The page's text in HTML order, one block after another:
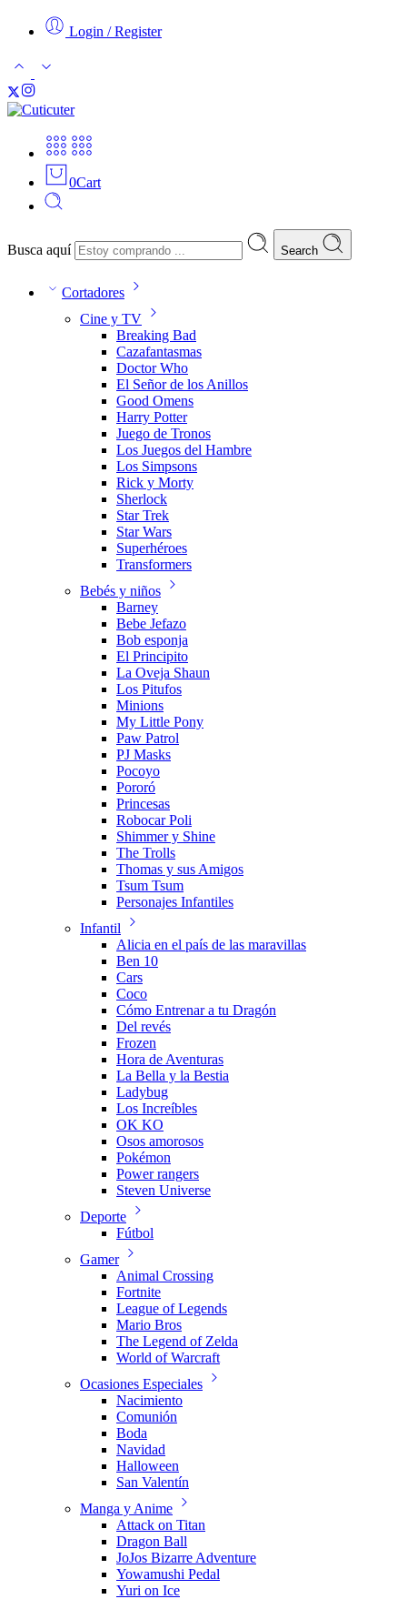
Login / Register
0Cart
Busca aquí Search
Cortadores
Cine y TV
Breaking Bad
Cazafantasmas
Doctor Who
El Señor de los Anillos
Good Omens
Harry Potter
Juego de Tronos
Los Juegos del Hambre
Los Simpsons
Rick y Morty
Sherlock
Star Trek
Star Wars
Superhéroes
Transformers
Bebés y niños
Barney
Bebe Jefazo
Bob esponja
El Principito
La Oveja Shaun
Los Pitufos
Minions
My Little Pony
Paw Patrol
PJ Masks
Pocoyo
Pororó
Princesas
Robocar Poli
Shimmer y Shine
The Trolls
Thomas y sus Amigos
Tsum Tsum
Personajes Infantiles
Infantil
Alicia en el país de las maravillas
Ben 10
Cars
Coco
Cómo Entrenar a tu Dragón
Del revés
Frozen
Hora de Aventuras
La Bella y la Bestia
Ladybug
Los Increíbles
OK KO
Osos amorosos
Pokémon
Power rangers
Steven Universe
Deporte
Fútbol
Gamer
Animal Crossing
Fortnite
League of Legends
Mario Bros
The Legend of Zelda
World of Warcraft
Ocasiones Especiales
Nacimiento
Comunión
Boda
Navidad
Halloween
San Valentín
Manga y Anime
Attack on Titan
Dragon Ball
JoJos Bizarre Adventure
Yowamushi Pedal
Yuri on Ice